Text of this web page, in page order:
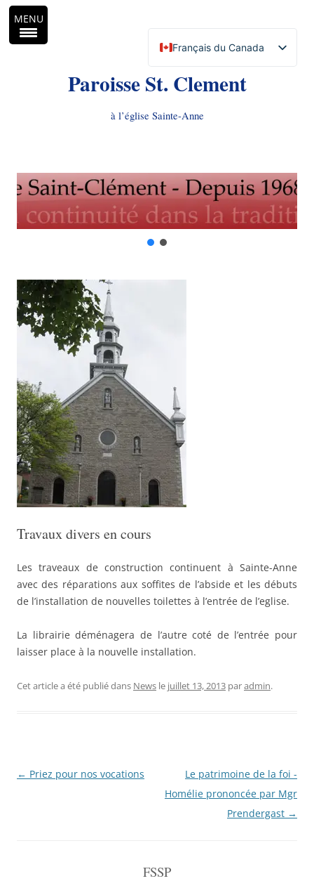
Français du Canada
English (Canada)
Paroisse St. Clement
à l’église Sainte-Anne
Travaux divers en cours
Les traveaux de construction continuent à Sainte-Anne
avec des réparations aux soffites de l’abside et les débuts
de l’installation de nouvelles toilettes à l’entrée de l’eglise.
La librairie déménagera de l’autre coté de l’entrée pour
laisser place à la nouvelle installation.
Cet article a été publié dans News le juillet 13, 2013 paradmin.
Navigation
← Priez pour nos vocations
Le patrimoine de la foi -
Homélie prononcée par Mgr
Prendergast →
FSSP
MENU